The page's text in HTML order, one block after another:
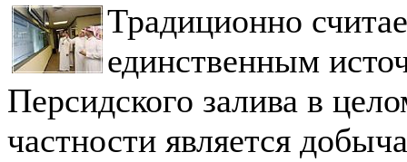
Традиционно
единственным
Персидского залива в
частности является